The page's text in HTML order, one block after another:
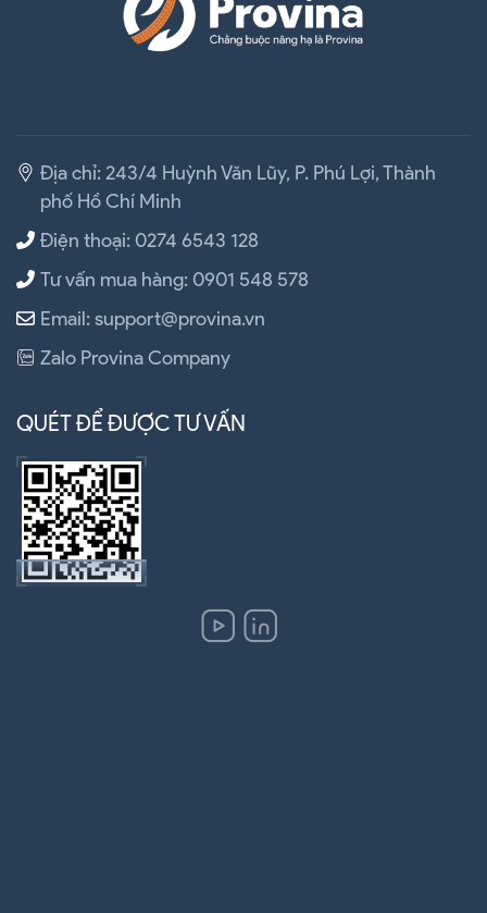
Địa chỉ: 243/4 Huỳnh Văn Lũy, P. Phú Lợi, Thành
phố Hồ Chí Minh
Điện thoại: 0274 6543 128
Tư vấn mua hàng: 0901 548 578
Email: support@provina.vn
Zalo Provina Company
QUÉT ĐỂ ĐƯỢC TƯ VẤN